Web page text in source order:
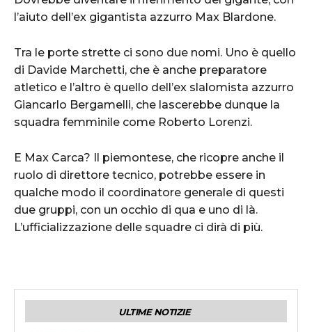
l’aiuto dell’ex gigantista azzurro Max Blardone.
Tra le porte strette ci sono due nomi. Uno è quello
di Davide Marchetti, che è anche preparatore
atletico e l’altro è quello dell’ex slalomista azzurro
Giancarlo Bergamelli, che lascerebbe dunque la
squadra femminile come Roberto Lorenzi.
E Max Carca? Il piemontese, che ricopre anche il
ruolo di direttore tecnico, potrebbe essere in
qualche modo il coordinatore generale di questi
due gruppi, con un occhio di qua e uno di là.
L’ufficializzazione delle squadre ci dirà di più.
ULTIME NOTIZIE